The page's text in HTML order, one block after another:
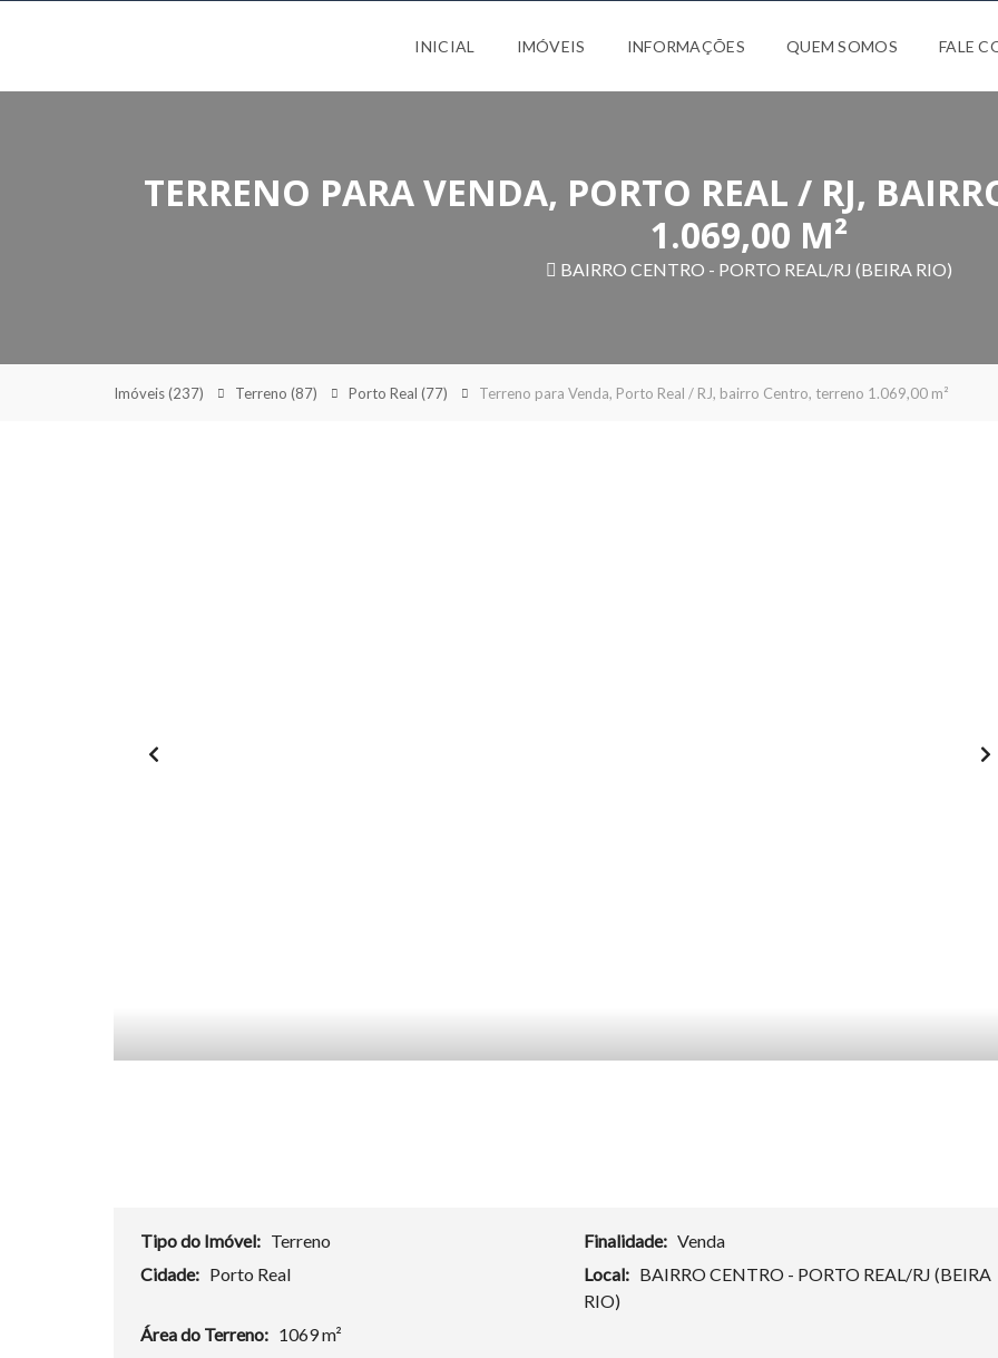
INICIAL IMÓVEIS INFORMAÇÕES QUEM SOMOS FALE
TERRENO PARA VENDA, PORTO REAL / RJ,
1.069,00 M²
BAIRRO CENTRO - PORTO REAL/RJ (BEIRA RIO)
Imóveis(237) Terreno (87) Porto Real (77) Terreno para Venda, Porto Real / RJ, bairro Centro, terreno 1.069,00 m²
Tipo do Imóvel: Terreno Finalidade: Venda
Cidade: Porto Real Local: BAIRRO CENTRO - PORTO REAL/RJ (BEIRA
RIO)
Área do Terreno: 1069 m²